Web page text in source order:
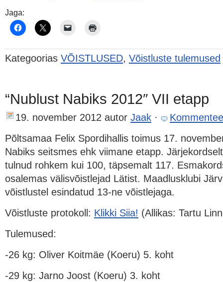
Jaga:
Kategoorias VÕISTLUSED, Võistluste tulemused
“Nublust Nabiks 2012″ VII etapp
19. november 2012 autor Jaak ·
Põltsamaa Felix Spordihallis toimus 17.
Nabiks seitsmes ehk viimane etapp.
tulnud rohkem kui 100, täpsemalt 117.
osalemas välisvõistlejad Lätist. Maadlusklubi
võistlustel esindatud 13-ne võistlejaga.
Võistluste protokoll: Klikki Siia! (Allikas: Tartu
Tulemused:
-26 kg: Oliver Koitmäe (Koeru) 5. koht
-29 kg: Jarno Joost (Koeru) 3. koht